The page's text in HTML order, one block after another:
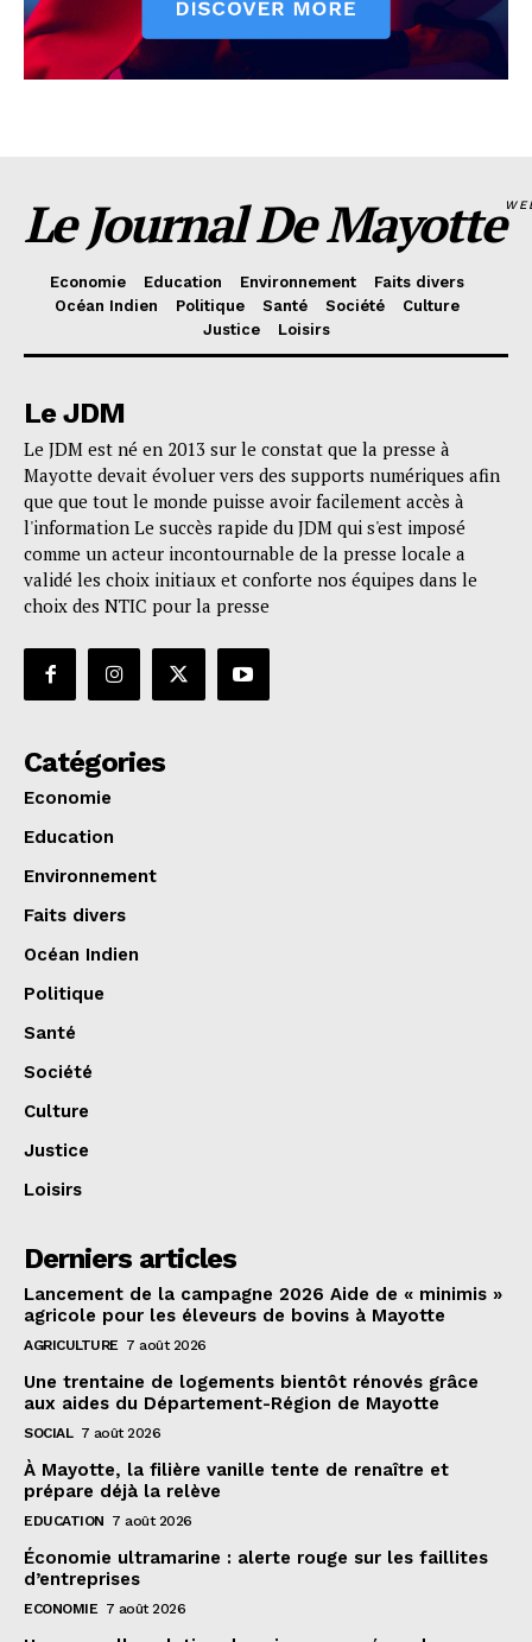
Le Journal De Mayotte
Economie Education Environnement
Faits divers
Océan Indien
Politique Santé Société
Culture
Justice
Loisirs
Le JDM
Le JDM est né en 2013 sur le constat que la presse à
Mayotte devait évoluer vers des supports numériques afin
que que tout le monde puisse avoir facilement accès à
l'information Le succès rapide du JDM qui s'est imposé
comme un acteur incontournable de la presse locale a
validé les choix initiaux et conforte nos équipes dans le
choix des NTIC pour la presse
Catégories
Economie
Education
Environnement
Faits divers
Océan Indien
Politique
Santé
Société
Culture
Justice
Loisirs
Derniers articles
Lancement de la campagne 2026 Aide de « minimis »
agricole pour les éleveurs de bovins à Mayotte
AGRICULTURE 7 août 2026
Une trentaine de logements bientôt rénovés grâce
aux aides du Département-Région de Mayotte
SOCIAL 7 août 2026
À Mayotte, la filière vanille tente de renaître et
prépare déjà la relève
EDUCATION 7 août 2026
Économie ultramarine : alerte rouge sur les faillites
d’entreprises
ECONOMIE 7 août 2026